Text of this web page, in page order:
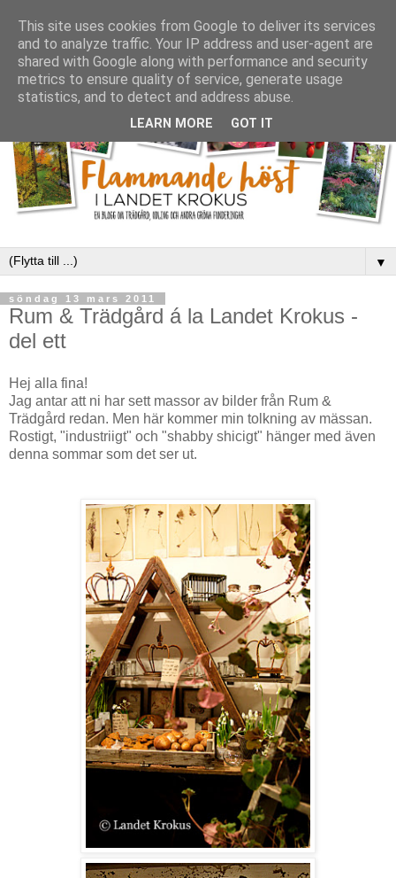
▼
söndag 13 mars 2011
Rum & Trädgård á la Landet Krokus -
del ett
Hej alla fina!
Jag antar att ni har sett massor av bilder från Rum &
Trädgård redan. Men här kommer min tolkning av mässan.
Rostigt, "industriigt" och "shabby shicigt" hänger med även
denna sommar som det ser ut.
This site uses cookies from Google to deliver its services
and to analyze traffic. Your IP address and user-agent are
shared with Google along with performance and security
metrics to ensure quality of service, generate usage
statistics, and to detect and address abuse.
LEARN MORE GOT IT